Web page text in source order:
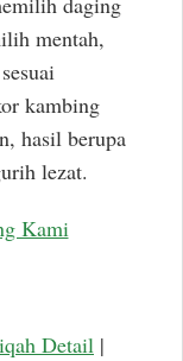
mentah,
kambing
hasil berupa
lezat.
Kami
Detail |